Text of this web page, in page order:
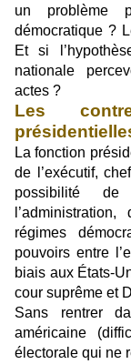
un problème
démocratique ?
Et si
nationale
actes ?
Les
La fonction
de l’exécutif,
possibilité
régimes
pouvoirs entre
biais aux États-
cour suprême et
Sans rentrer
américaine
électorale qui ne